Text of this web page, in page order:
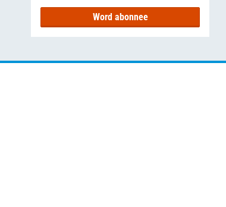
Word abonnee